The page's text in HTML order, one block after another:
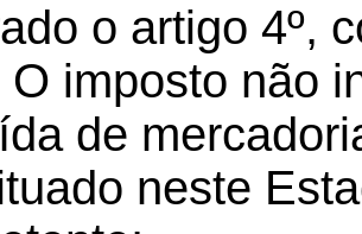
o artigo 4º,
O imposto não
de
neste